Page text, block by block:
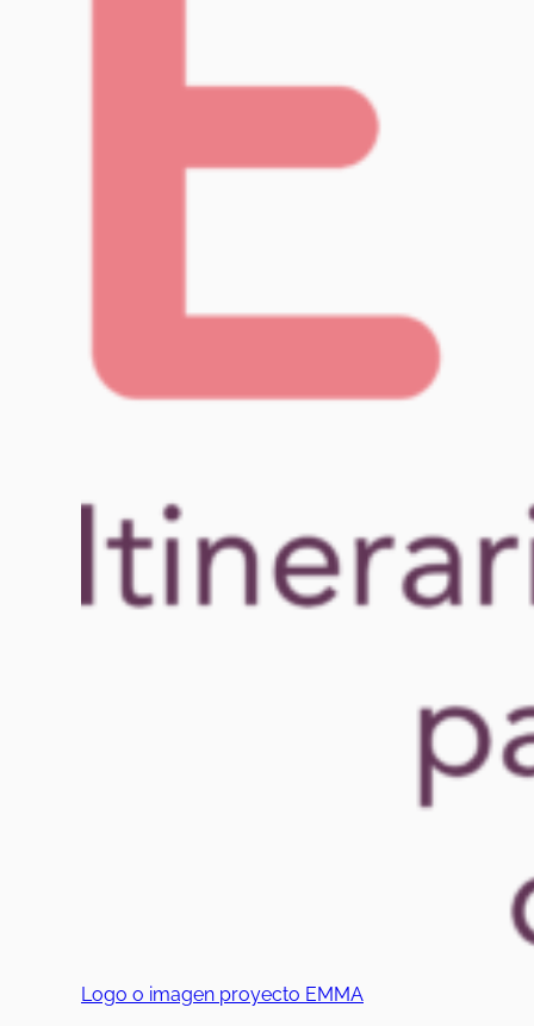
Logo o imagen proyecto EMMA